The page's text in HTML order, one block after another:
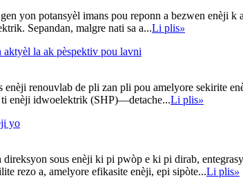
yon potansyèl imans pou reponn a bezwen
Sepandan, malgre nati sa a...Li plis»
la ak pèspektiv pou lavni
renouvlab de pli zan pli pou amelyore sekirite
enèji idwoelektrik (SHP)—detache...Li plis»
yo
sous enèji ki pi pwòp e ki pi dirab,
rezo a, amelyore efikasite enèji, epi sipòte...Li plis»